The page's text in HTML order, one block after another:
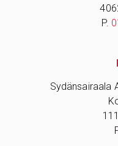
P.
Sydänsairaala